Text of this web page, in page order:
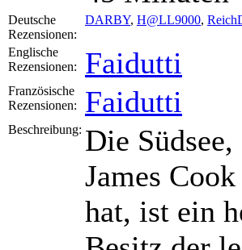
Deutsche
Rezensionen:
DARBY, H@LL9000,
Englische
Rezensionen:
Faidutti
Französische
Rezensionen:
Faidutti
Beschreibung: Die
James
hat, ist ein